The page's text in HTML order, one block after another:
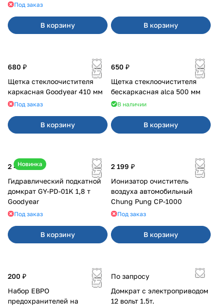
Под заказ
В корзину В корзину
680 ₽
Щетка стеклоочистителя
каркасная Goodyear 410 мм
Под заказ
В корзину
650 ₽
Щетка стеклоочистителя
бескаркасная alca 500 мм
В наличии
В корзину
Новинка
2 400 ₽
Гидравлический подкатной
домкрат GY-PD-01K 1,8 т
Goodyear
Под заказ
В корзину
2 199 ₽
Ионизатор очиститель
воздуха автомобильный
Chung Pung CP-1000
Под заказ
В корзину
200 ₽
Набор ЕВРО
предохранителей на
По запросу
Домкрат с электроприводом
12 вольт 1.5т.